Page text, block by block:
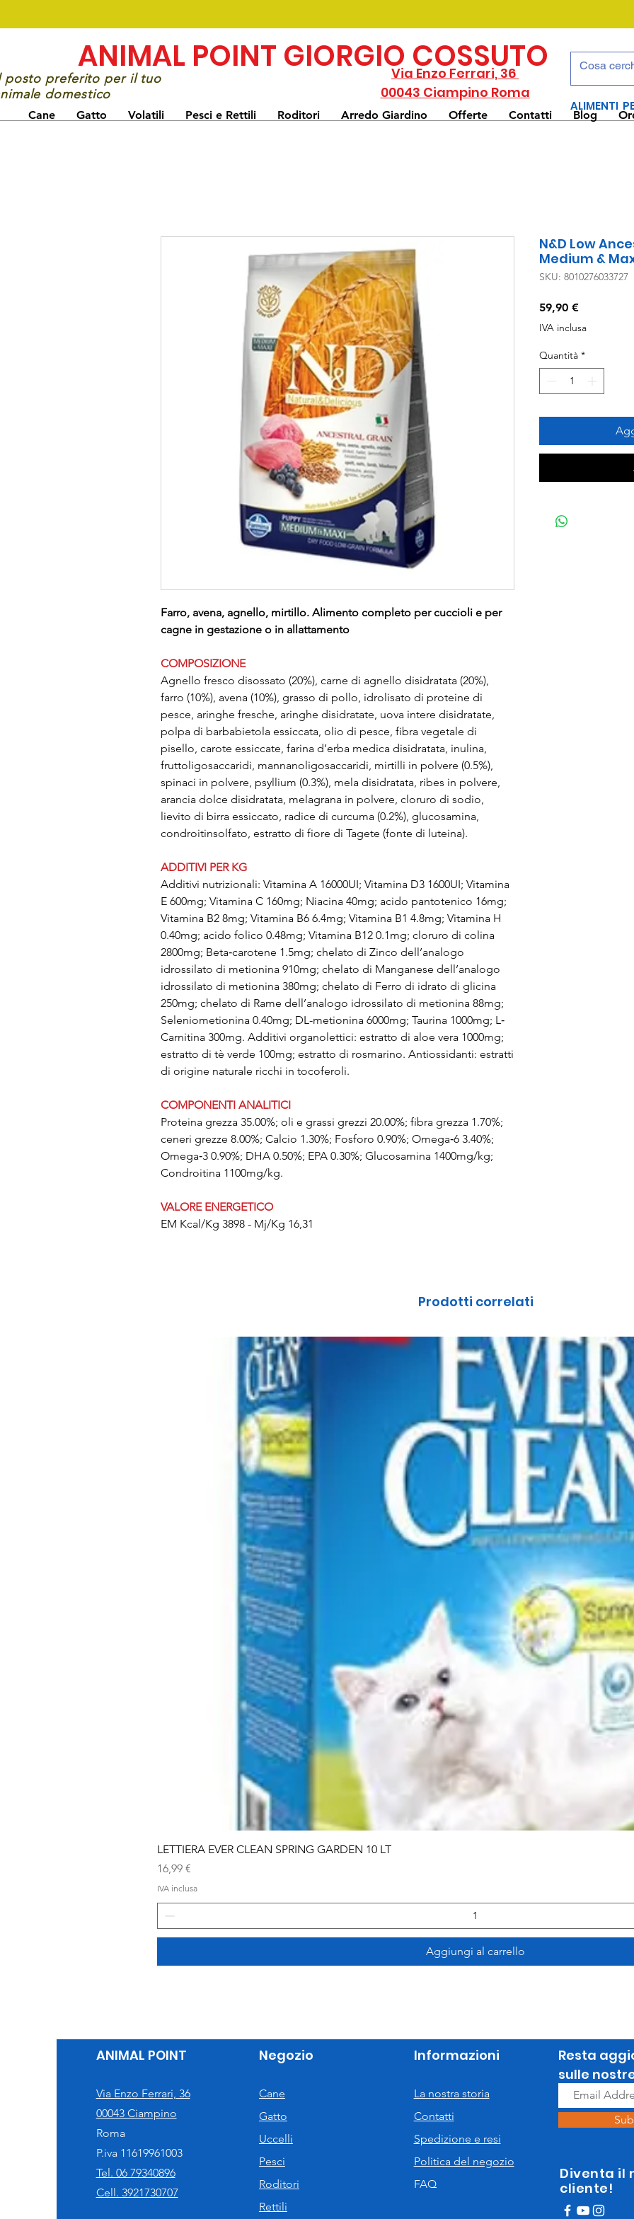
Cane Gatto Volatili Pesci e Rettili Roditori Arredo Giardino Offerte Contatti Blog
ANIMAL POINT GIORGIO COSSUTO
posto preferito per il tuo
domestico
Via Enzo Ferrari, 36
00043 Ciampino Roma
ALIMENTI
Farro, avena, agnello, mirtillo. Alimento completo per cuccioli e per
cagne in gestazione o in allattamento
COMPOSIZIONE
Agnello fresco disossato (20%), carne di agnello disidratata (20%),
farro (10%), avena (10%), grasso di pollo, idrolisato di proteine di
pesce, aringhe fresche, aringhe disidratate, uova intere disidratate,
polpa di barbabietola essiccata, olio di pesce, fibra vegetale di
pisello, carote essiccate, farina d’erba medica disidratata, inulina,
fruttoligosaccaridi, mannanoligosaccaridi, mirtilli in polvere (0.5%),
spinaci in polvere, psyllium (0.3%), mela disidratata, ribes in polvere,
arancia dolce disidratata, melagrana in polvere, cloruro di sodio,
lievito di birra essiccato, radice di curcuma (0.2%), glucosamina,
condroitinsolfato, estratto di fiore di Tagete (fonte di luteina).
ADDITIVI PER KG
Additivi nutrizionali: Vitamina A 16000UI; Vitamina D3 1600UI; Vitamina
E 600mg; Vitamina C 160mg; Niacina 40mg; acido pantotenico 16mg;
Vitamina B2 8mg; Vitamina B6 6.4mg; Vitamina B1 4.8mg; Vitamina H
0.40mg; acido folico 0.48mg; Vitamina B12 0.1mg; cloruro di colina
2800mg; Beta‐carotene 1.5mg; chelato di Zinco dell’analogo
idrossilato di metionina 910mg; chelato di Manganese dell’analogo
idrossilato di metionina 380mg; chelato di Ferro di idrato di glicina
250mg; chelato di Rame dell’analogo idrossilato di metionina 88mg;
Seleniometionina 0.40mg; DL-metionina 6000mg; Taurina 1000mg; L‐
Carnitina 300mg. Additivi organolettici: estratto di aloe vera 1000mg;
estratto di tè verde 100mg; estratto di rosmarino. Antiossidanti: estratti
di origine naturale ricchi in tocoferoli.
COMPONENTI ANALITICI
Proteina grezza 35.00%; oli e grassi grezzi 20.00%; fibra grezza 1.70%;
ceneri grezze 8.00%; Calcio 1.30%; Fosforo 0.90%; Omega‐6 3.40%;
Omega‐3 0.90%; DHA 0.50%; EPA 0.30%; Glucosamina 1400mg/kg;
Condroitina 1100mg/kg.
VALORE ENERGETICO
EM Kcal/Kg 3898 - Mj/Kg 16,31
N&D Low
Medium &
SKU: 8010276033727
59,90 €Prezzo
IVA inclusa
Quantità *
Prodotti correlati
LETTIERA EVER CLEAN SPRING GARDEN 10 LT
Prezzo
16,99 €
IVA inclusa
Aggiungi al carrello
ANIMAL POINT
Via Enzo Ferrari, 36
00043 Ciampino
Roma
P.iva 11619961003
Tel. 06 79340896
Cell. 3921730707
Negozio
Cane
Gatto
Uccelli
Pesci
Roditori
Rettili
Informazioni
La nostra storia
Contatti
Spedizione e resi
Politica del negozio
FAQ
Resta
sulle
Diventa il
cliente!